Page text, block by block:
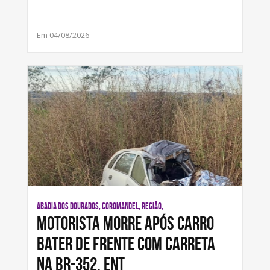
Em 04/08/2026
ABADIA DOS DOURADOS, COROMANDEL, REGIÃO,
Motorista morre após carro
bater de frente com carreta
na BR-352, ent